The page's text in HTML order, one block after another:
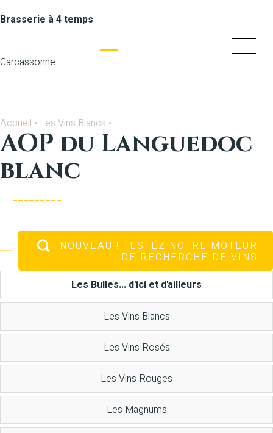
Brasserie à 4 temps
Carcassonne
Accueil • Les Vins Blancs •
AOP du Languedoc
blanc
NOUVEAU ! TESTEZ NOTRE MOTEUR
DE RECHERCHE DE VINS
Les Bulles... d'ici et d'ailleurs
Les Vins Blancs
Les Vins Rosés
Les Vins Rouges
Les Magnums